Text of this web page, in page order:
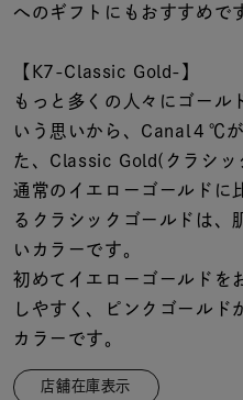
コレクション
レディース
リングサイズ
メンズ
リングサイズ
価格 ¥0
在庫
へのギフトにもおすすめで
【K7-Classic Gold-】
もっと多くの人々にゴール
いう思いから、Canal４℃
た、Classic Gold(クラシッ
通常のイエローゴールドに
るクラシックゴールドは、
いカラーです。
初めてイエローゴールドを
しやすく、ピンクゴールド
カラーです。
店舗在庫表示